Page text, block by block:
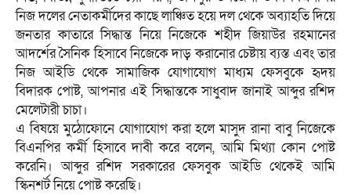
নিজ দলের নেতাকর্মীদের কাছে লাঞ্চিত হয়ে দল থেকে অব্যাহতি দিয়ে
জনতার কাতারে সিদ্ধান্ত নিয়ে নিজেকে শহীদ জিয়াউর রহমানের
আদর্শের সৈনিক হিসাবে নিজেকে দাড় করানোর চেষ্টায় ব্যস্ত এবং তার
নিজ আইডি থেকে সামাজিক যোগাযোগ মাধ্যম ফেসবুকে হৃদয়
বিদারক পোষ্ট, আপনার এই সিদ্ধান্তকে সাধুবাদ জানাই আব্দুর রশিদ
মেলেটারী চাচা।
এ বিষয়ে মুঠোফোনে যোগাযোগ করা হলে মাসুদ রানা বাবু নিজেকে
বিএনপির কর্মী হিসাবে দাবী করে বলেন, আমি মিথ্যা কোন পোষ্ট
করেনি। আব্দুর রশিদ সরকারের ফেসবুক আইডি থেকেই আমি
স্কিনশর্ট নিয়ে পোষ্ট করেছি।